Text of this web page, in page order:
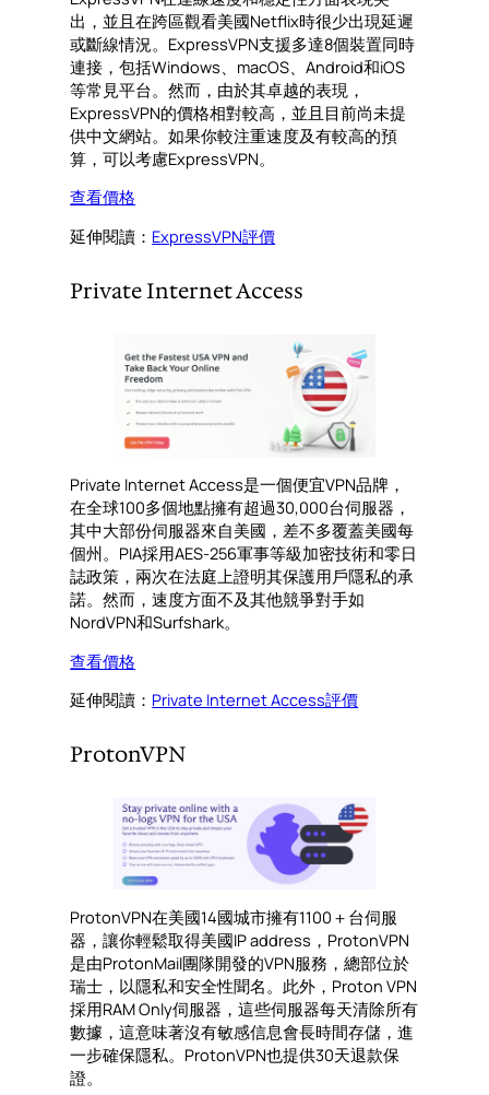
出，並且在跨區觀看美國Netflix時很少出現延遲
或斷線情況。ExpressVPN支援多達8個裝置同時
連接，包括Windows、macOS、Android和iOS
等常見平台。然而，由於其卓越的表現，
ExpressVPN的價格相對較高，並且目前尚未提
供中文網站。如果你較注重速度及有較高的預
算，可以考慮ExpressVPN。
查看價格
延伸閱讀： ExpressVPN評價
Private Internet Access
Private Internet Access是一個便宜VPN品牌，
在全球100多個地點擁有超過30,000台伺服器，
其中大部份伺服器來自美國，差不多覆蓋美國每
個州。PIA採用AES-256軍事等級加密技術和零日
誌政策，兩次在法庭上證明其保護用戶隱私的承
諾。然而，速度方面不及其他競爭對手如
NordVPN和Surfshark。
查看價格
延伸閱讀： Private Internet Access評價
ProtonVPN
ProtonVPN在美國14國城市擁有1100＋台伺服
器，讓你輕鬆取得美國IP address，ProtonVPN
是由ProtonMail團隊開發的VPN服務，總部位於
瑞士，以隱私和安全性聞名。此外，Proton VPN
採用RAM Only伺服器，這些伺服器每天清除所有
數據，這意味著沒有敏感信息會長時間存儲，進
一步確保隱私。ProtonVPN也提供30天退款保
證。